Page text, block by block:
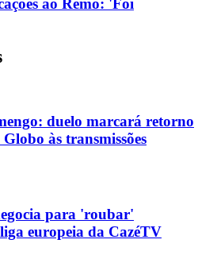
ao Remo: 'Foi
duelo marcará retorno
às transmissões
para 'roubar'
europeia da CazéTV